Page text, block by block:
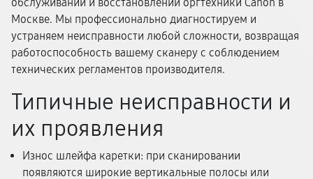
Москве. Мы профессионально диагностируем и
устраняем неисправности любой сложности, возвращая
работоспособность вашему сканеру с соблюдением
технических регламентов производителя.
Типичные неисправности и
их проявления
Износ шлейфа каретки: при сканировании
появляются широкие вертикальные полосы или